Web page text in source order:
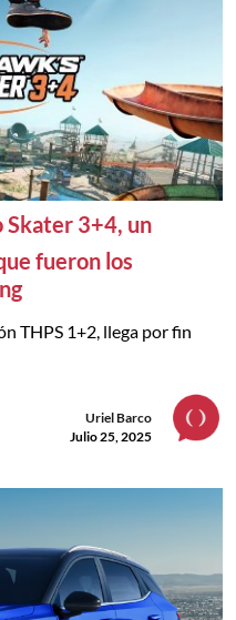
Skater 3+4, un
fueron los
THPS 1+2, llega por fin
Uriel Barco
Julio 25, 2025